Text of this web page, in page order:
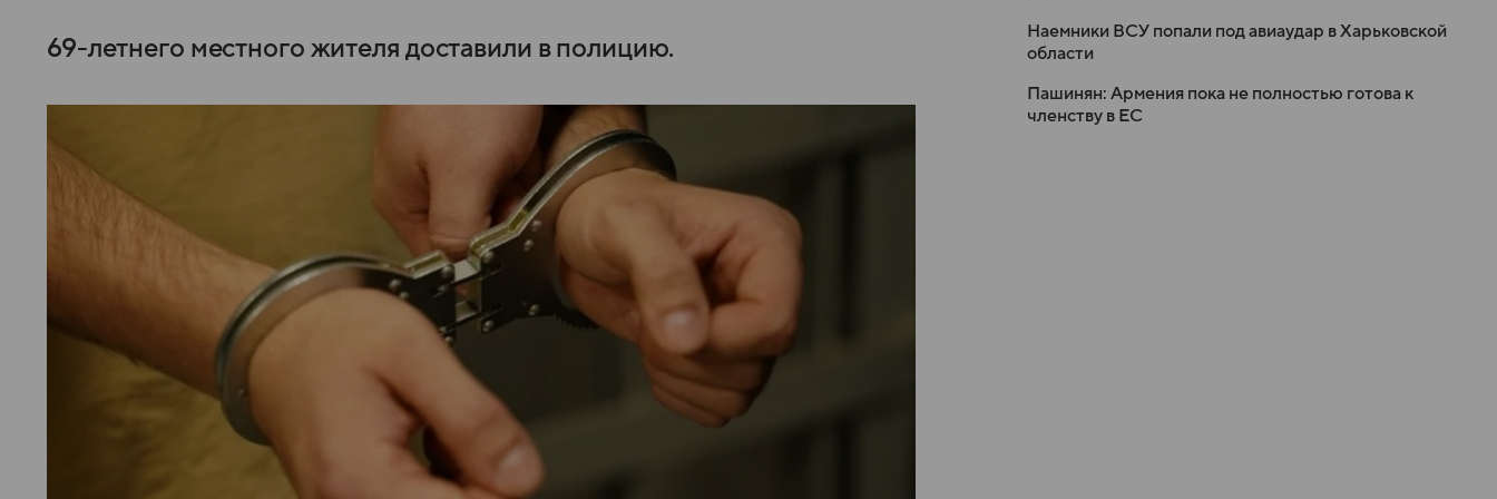
69-летнего местного жителя доставили в полицию.
Наемники ВСУ попали под авиаудар в Харьковской
области
Пашинян: Армения пока не полностью готова к
членству в ЕС